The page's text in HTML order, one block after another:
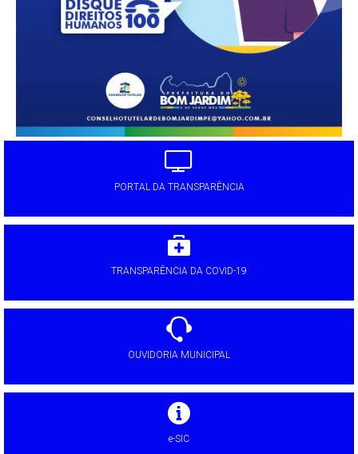
PORTAL DA TRANSPARÊNCIA
TRANSPARÊNCIA DA COVID-19
OUVIDORIA MUNICIPAL
e-SIC